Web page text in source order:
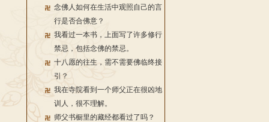
念佛人如何在生活中观照自己的言
行是否合佛意？
我看过一本书，上面写了许多修行
禁忌，包括念佛的禁忌。
十八愿的往生，需不需要佛临终接
引？
我在寺院看到一个师父正在很凶地
训人，很不理解。
师父书橱里的藏经都看过了吗？